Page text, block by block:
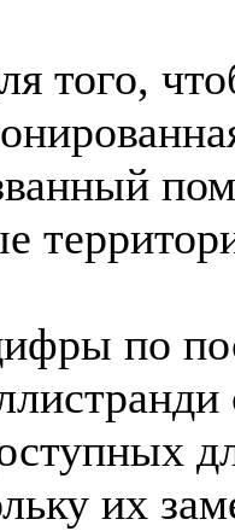
того,
по
их